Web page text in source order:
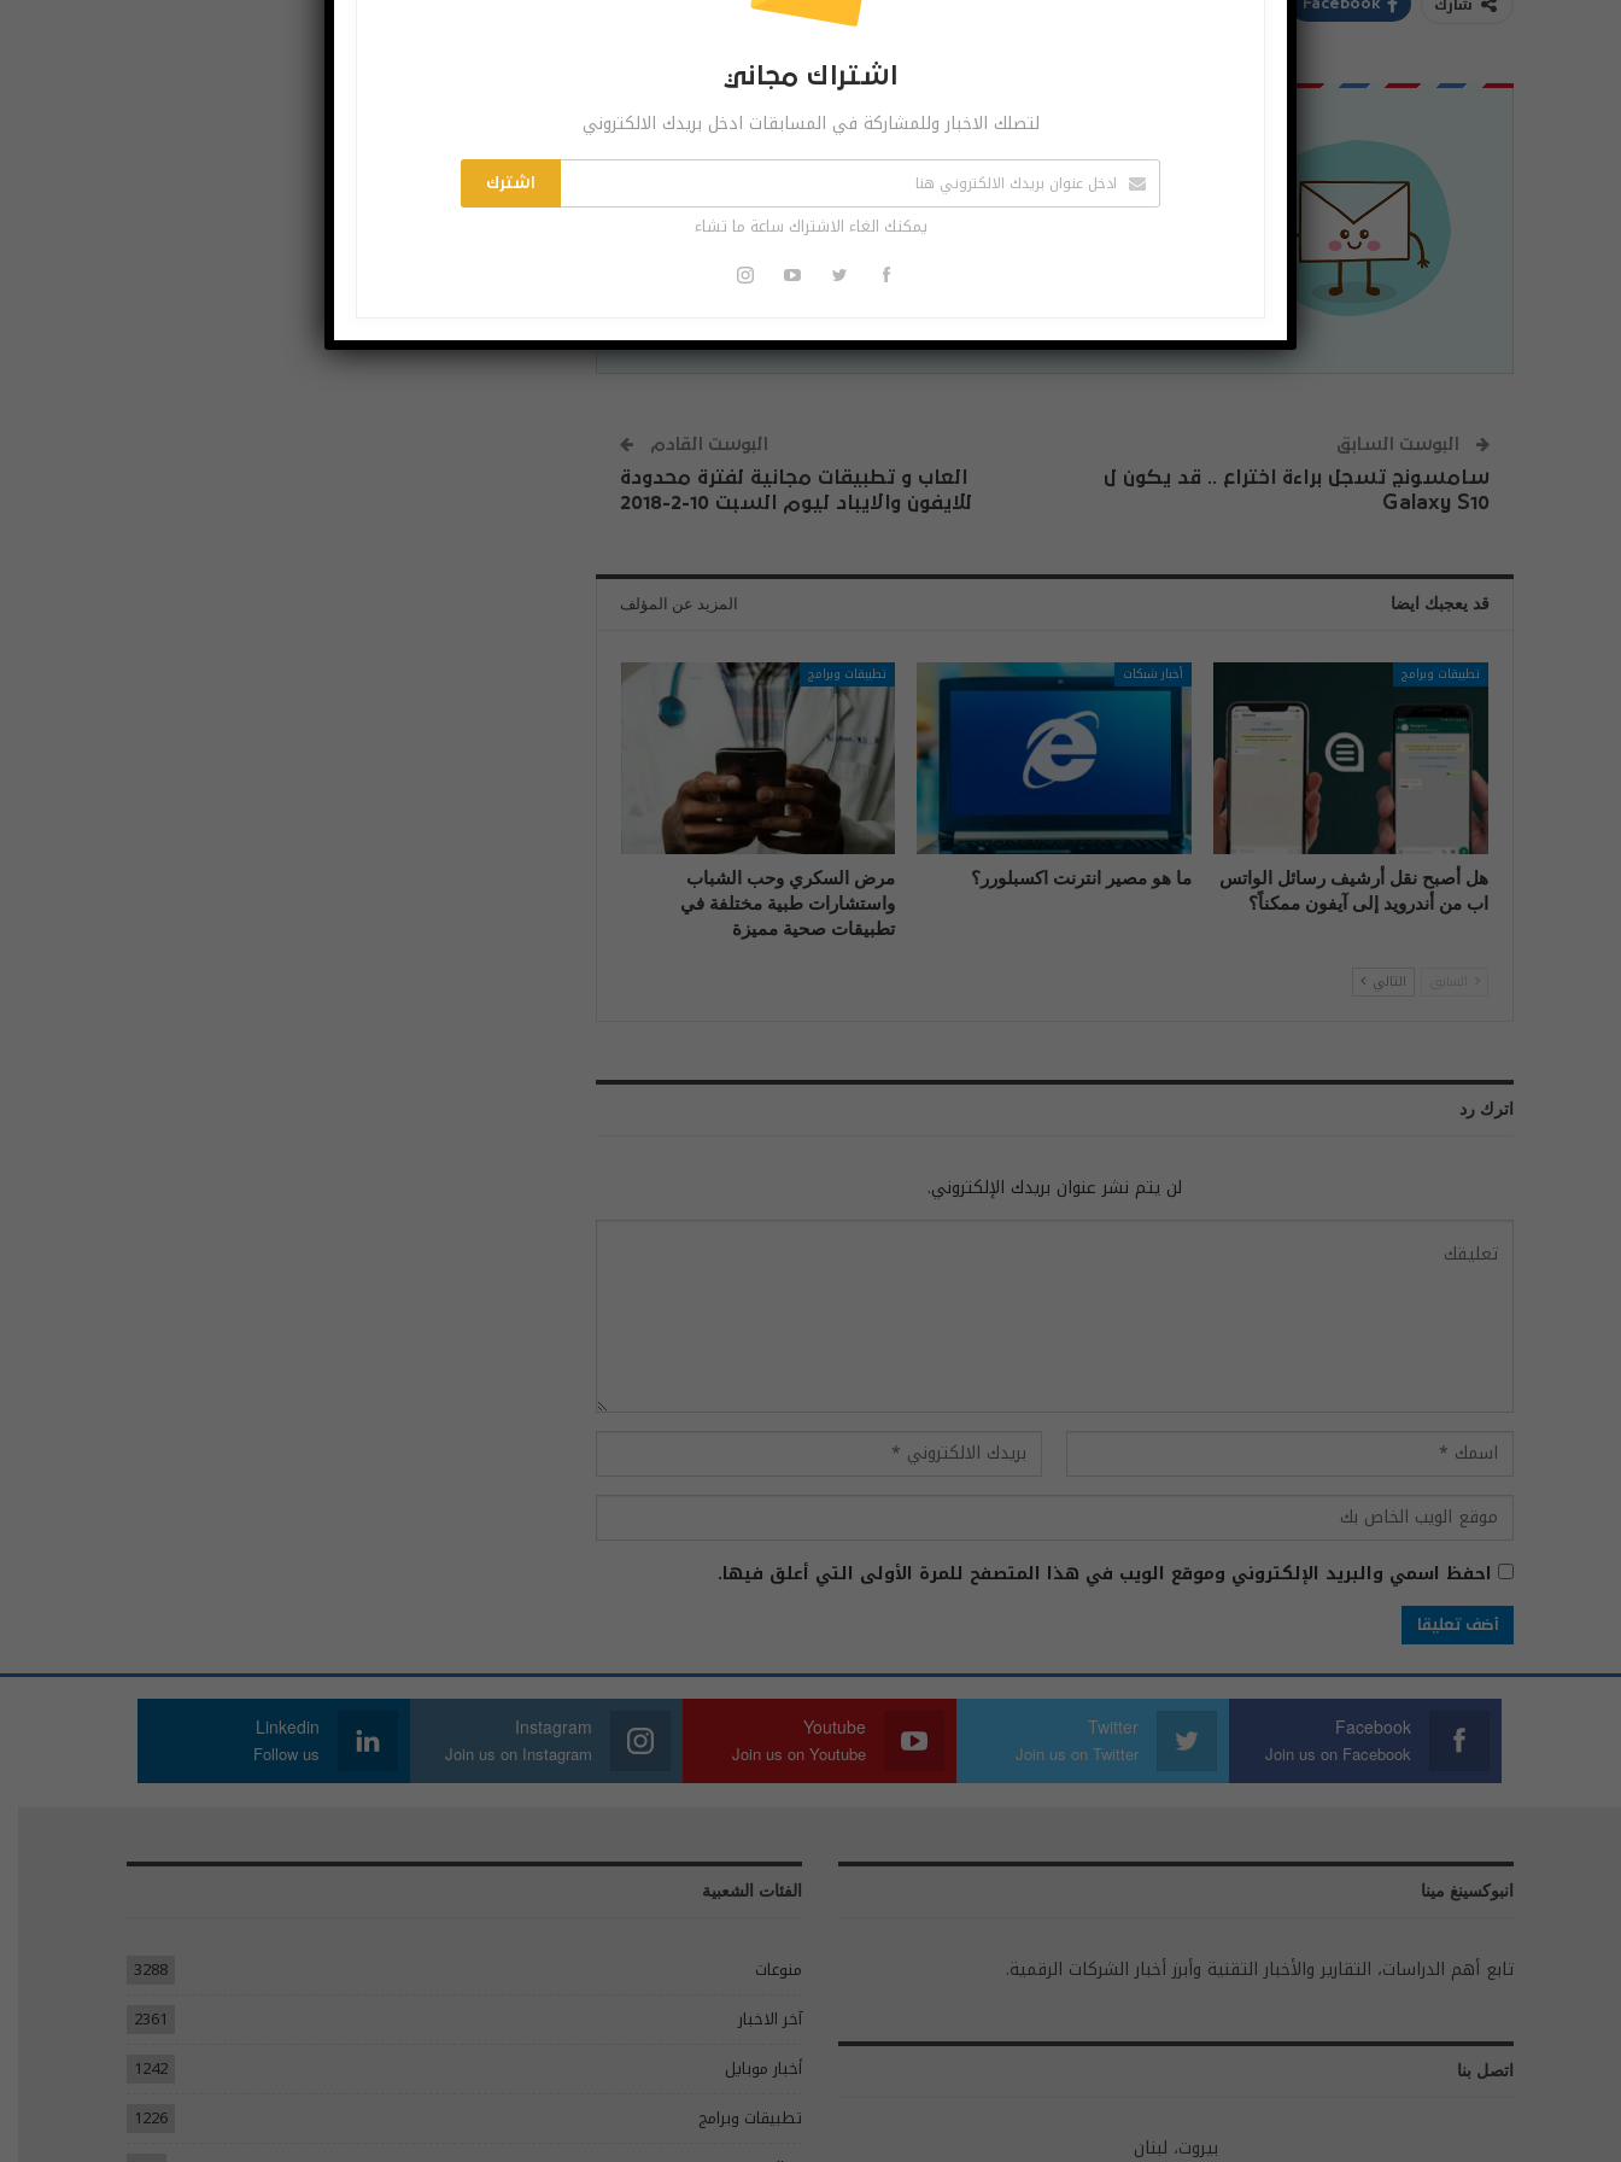
Facebook
لتصلك الاخبار وللمشاركة في المسابقات ادخل بريدك الالكتروني
اشترك
البوست السابق
سامسونج تسجل براءة اختراع .. قد يكون ل
Galaxy S10
البوست القادم
العاب و تطبيقات مجانية لفترة محدودة
للايفون والايباد ليوم السبت 10-2-2018
قد يعجبك ايضا المزيد عن المؤلف
تطبيقات وبرامج
هل أصبح نقل أرشيف رسائل الواتس
اب من أندرويد إلى آيفون ممكناً؟
أخبار شبكات
ما هو مصير انترنت اكسبلورر؟
تطبيقات وبرامج
مرض السكري وحب الشباب
واستشارات طبية مختلفة في
تطبيقات صحية مميزة
التالي
اترك رد
لن يتم نشر عنوان بريدك الإلكتروني.
احفظ اسمي والبريد الإلكتروني وموقع الويب في هذا المتصفح للمرة الأولى التي أعلق فيها.
Facebook
Join us on Facebook
Twitter
Join us on Twitter
Youtube
Join us on Youtube
Instagram
Join us on Instagram
Linkedin
Follow us
انبوكسينغ مينا
تابع أهم الدراسات، التقارير والأخبار التقنية وأبرز أخبار الشركات الرقمية.
اتصل بنا
بيروت، لبنان
الفئات الشعبية
منوعات
3288
آخر الاخبار
2361
أخبار موبايل
1242
تطبيقات وبرامج
1226
اشتراك مجاني
لتصلك الاخبار وللمشاركة في المسابقات ادخل بريدك الالكتروني
اشترك
يمكنك الغاء الاشتراك ساعة ما تشاء